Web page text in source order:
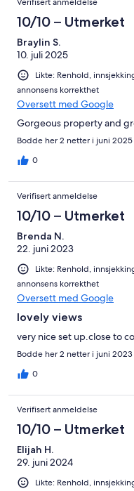
for us to extend our trip an
not have asked for a
at the beauty around us.
back one day!
10/10 – Utmerket
Braylin S.
10. juli 2025
Likte: Renhold,
annonsens korrekthet
Oversett med Google
Gorgeous property and
Bodde her 2 netter i juni 2025
0
Verifisert anmeldelse
10/10 – Utmerket
Brenda N.
22. juni 2023
Likte: Renhold,
annonsens korrekthet
Oversett med Google
lovely views
very nice set up.close to
Bodde her 2 netter i juni 2023
0
Verifisert anmeldelse
10/10 – Utmerket
Elijah H.
29. juni 2024
Likte: Renhold,